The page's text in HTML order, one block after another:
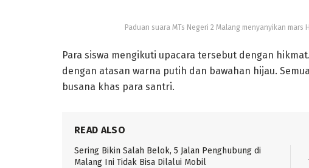
Paduan suara MTs Negeri 2 Malang menyanyikan
Para siswa mengikuti upacara tersebut dengan
dengan atasan warna putih dan bawahan hijau.
busana khas para santri.
READ ALSO
Sering Bikin Salah Belok, 5 Jalan Penghubung di
Malang Ini Tidak Bisa Dilalui Mobil